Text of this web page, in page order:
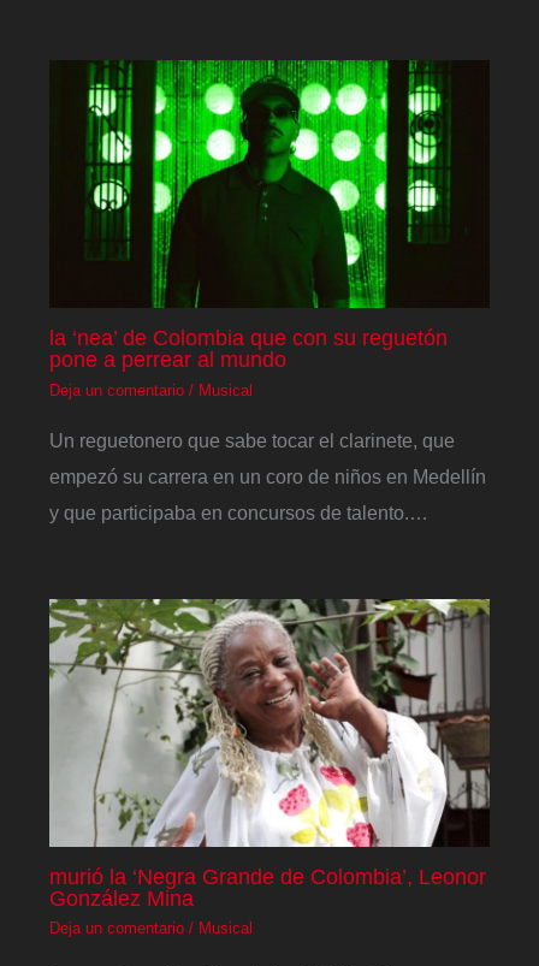
la ‘nea’ de Colombia que con su reguetón
pone a perrear al mundo
Deja un comentario / Musical
Un reguetonero que sabe tocar el clarinete, que
empezó su carrera en un coro de niños en Medellín
y que participaba en concursos de talento.…
murió la ‘Negra Grande de Colombia’, Leonor
González Mina
Deja un comentario / Musical